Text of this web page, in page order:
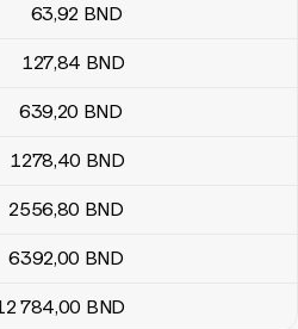
63,92 BND
127,84 BND
639,20 BND
1278,40 BND
2556,80 BND
6392,00 BND
784,00 BND